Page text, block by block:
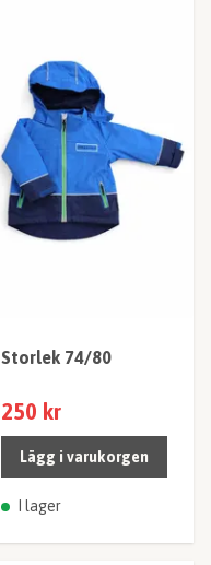
Storlek 74/80
250 kr
Lägg i varukorgen
I lager